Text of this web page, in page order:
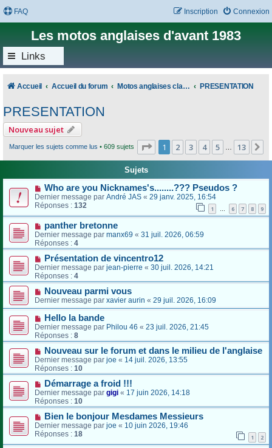
FAQ Connexion
Inscription
Les motos anglaises d'avant 1983
Links
Accueil Accueil du forum Motos anglaises classiques PRESENTATION
PRESENTATION
Nouveau sujet
Marquer les sujets comme lus • 609 sujets Page 1sur
1 2 3 4 5 13
Sujets
Who are you Nicknames's........??? Pseudos ?
Dernier message par André JAS « 29 janv. 2025, 16:54
Réponses : 132 1 … 6 7 8 9
panther bretonne
Dernier message par manx69 « 31 juil. 2026, 06:59
Réponses : 4
Présentation de vincentro12
Dernier message par jean-pierre « 30 juil. 2026, 14:21
Réponses : 4
Nouveau parmi vous
Dernier message par xavier aurin « 29 juil. 2026, 16:09
Hello la bande
Dernier message par Philou 46 « 23 juil. 2026, 21:45
Réponses : 8
Nouveau sur le forum et dans le milieu de l'anglaise
Dernier message par joe « 14 juil. 2026, 13:55
Réponses : 10
Démarrage a froid !!!
Dernier message par gigi « 17 juin 2026, 14:18
Réponses : 10
Bien le bonjour Mesdames Messieurs
Dernier message par joe « 10 juin 2026, 19:46
Réponses : 18 1 2